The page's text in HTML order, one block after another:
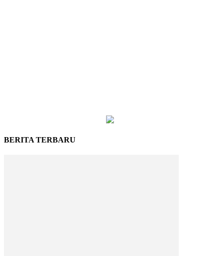
BERITA TERBARU